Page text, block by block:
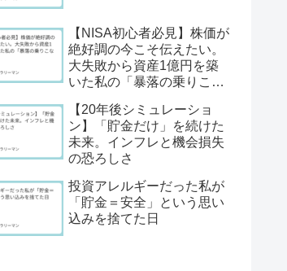
【NISA初心者必見】株価が
絶好調の今こそ伝えたい。
大失敗から資産1億円を築
いた私の「暴落の乗りこな
【20年後シミュレーショ
ン】「貯金だけ」を続けた
未来。インフレと機会損失
の恐ろしさ
投資アレルギーだった私が
「貯金＝安全」という思い
込みを捨てた日